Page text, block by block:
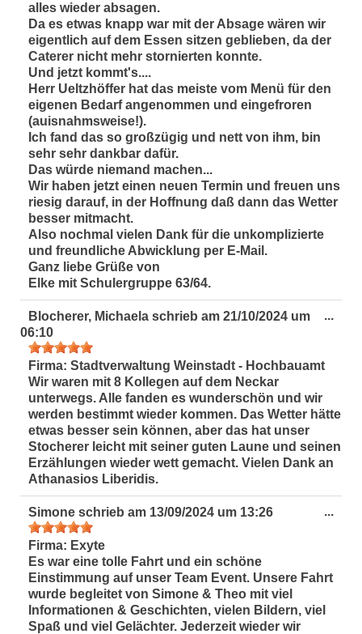
alles wieder absagen.
Da es etwas knapp war mit der Absage wären wir
eigentlich auf dem Essen sitzen geblieben, da der
Caterer nicht mehr stornierten konnte.
Und jetzt kommt's....
Herr Ueltzhöffer hat das meiste vom Menü für den
eigenen Bedarf angenommen und eingefroren
(auisnahmsweise!).
Ich fand das so großzügig und nett von ihm, bin
sehr sehr dankbar dafür.
Das würde niemand machen...
Wir haben jetzt einen neuen Termin und freuen uns
riesig darauf, in der Hoffnung daß dann das Wetter
besser mitmacht.
Also nochmal vielen Dank für die unkomplizierte
und freundliche Abwicklung per E-Mail.
Ganz liebe Grüße von
Elke mit Schulergruppe 63/64.
Blocherer, Michaela schrieb am 21/10/2024 um
06:10
Firma: Stadtverwaltung Weinstadt - Hochbauamt
Wir waren mit 8 Kollegen auf dem Neckar
unterwegs. Alle fanden es wunderschön und wir
werden bestimmt wieder kommen. Das Wetter hätte
etwas besser sein können, aber das hat unser
Stocherer leicht mit seiner guten Laune und seinen
Erzählungen wieder wett gemacht. Vielen Dank an
Athanasios Liberidis.
...
Simone schrieb am 13/09/2024 um 13:26
Firma: Exyte
Es war eine tolle Fahrt und ein schöne
Einstimmung auf unser Team Event. Unsere Fahrt
wurde begleitet von Simone & Theo mit viel
Informationen & Geschichten, vielen Bildern, viel
Spaß und viel Gelächter. Jederzeit wieder wir
...